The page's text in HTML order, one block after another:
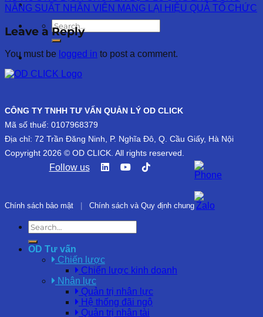
NĂNG SUẤT NHÂN VIÊN MANG LẠI HIỆU QUẢ TỔ CHỨC
Leave a Reply
You must be logged in to post a comment.
CÔNG TY TNHH TƯ VẤN QUẢN LÝ OD CLICK
Mã số thuế: 0107968379
Địa chỉ: 72 Trần Đăng Ninh, P. Nghĩa Đô, Q. Cầu Giấy, Hà Nội
Copyright 2026 © OD CLICK. All rights reserved.
Follow us
Chính sách bảo mật Chính sách và Quy định chung
OD Tư vấn
Chiến lược
Chiến lược kinh doanh
Nhân lực
Quản trị nhân lực
Hệ thống đãi ngộ
Quản trị nhân tài